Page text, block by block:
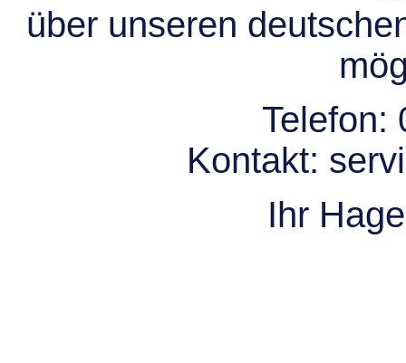
über unseren
Telefon:
Kontakt:
Ihr